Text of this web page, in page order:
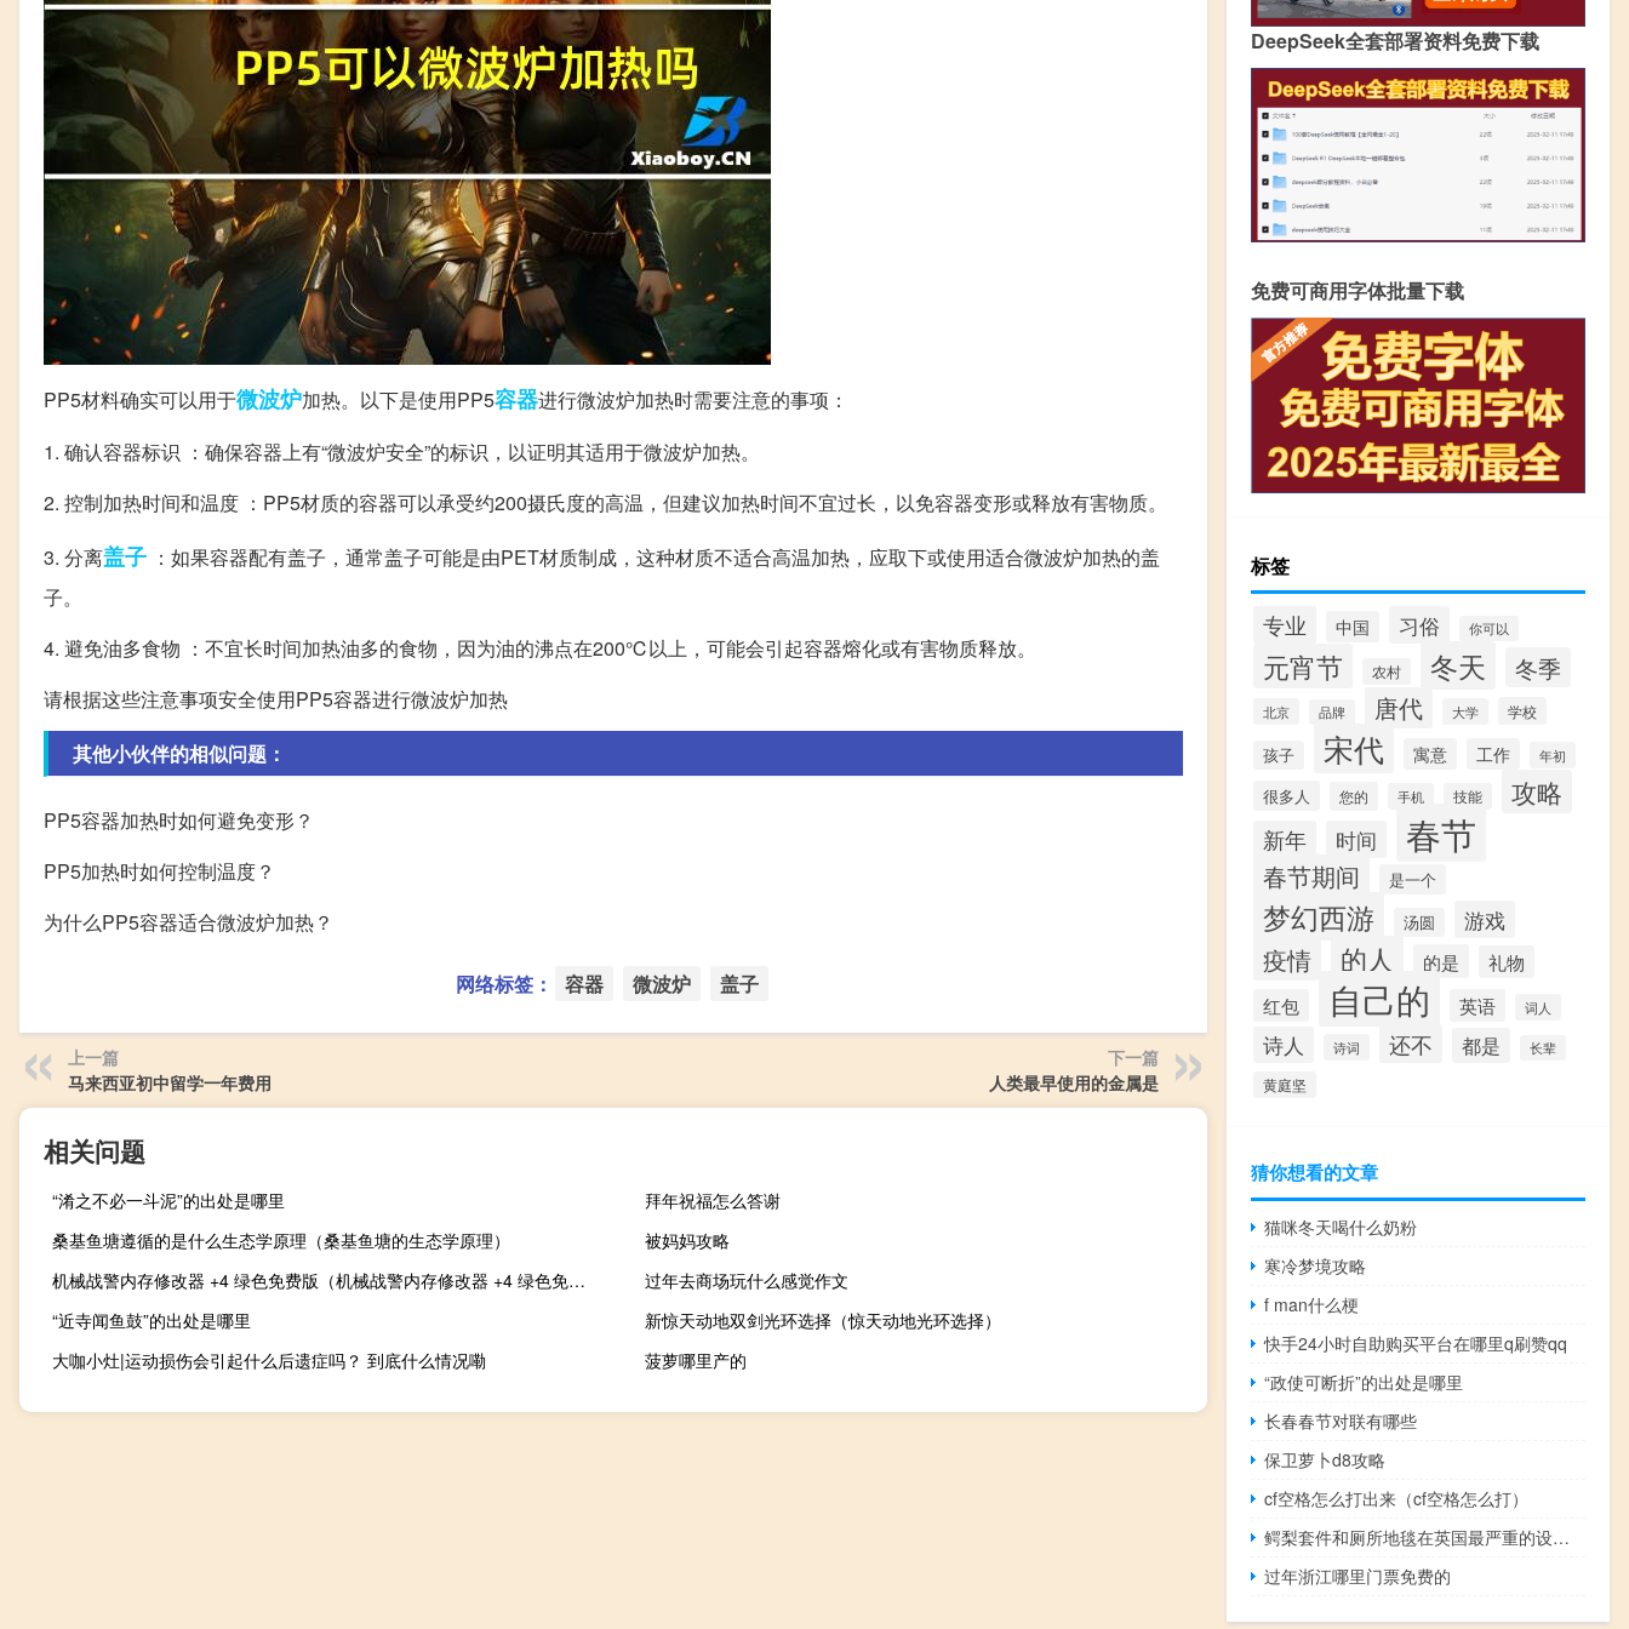
PP5材料确实可以用于微波炉加热。以下是使用PP5容器进行微波炉加热时需要注意的事项：
1. 确认容器标识 ：确保容器上有“微波炉安全”的标识，以证明其适用于微波炉加热。
2. 控制加热时间和温度 ：PP5材质的容器可以承受约200摄氏度的高温，但建议加热时间不宜过长，以免容器变形或释放有害物质。
3. 分离盖子 ：如果容器配有盖子，通常盖子可能是由PET材质制成，这种材质不适合高温加热，应取下或使用适合微波炉加热的盖
子。
4. 避免油多食物 ：不宜长时间加热油多的食物，因为油的沸点在200℃以上，可能会引起容器熔化或有害物质释放。
请根据这些注意事项安全使用PP5容器进行微波炉加热
其他小伙伴的相似问题：
PP5容器加热时如何避免变形？
PP5加热时如何控制温度？
为什么PP5容器适合微波炉加热？
网络标签： 容器 微波炉 盖子
上一篇
马来西亚初中留学一年费用
下一篇
人类最早使用的金属是
相关问题
“淆之不必一斗泥”的出处是哪里
拜年祝福怎么答谢
桑基鱼塘遵循的是什么生态学原理（桑基鱼塘的生态学原理）
被妈妈攻略
机械战警内存修改器 +4 绿色免费版（机械战警内存修改器 +4 绿色免费版功能简介）
过年去商场玩什么感觉作文
“近寺闻鱼鼓”的出处是哪里
新惊天动地双剑光环选择（惊天动地光环选择）
大咖小灶|运动损伤会引起什么后遗症吗？ 到底什么情况嘞
菠萝哪里产的
DeepSeek全套部署资料免费下载
免费可商用字体批量下载
标签
专业 中国 习俗 你可以
元宵节 农村 冬天 冬季
北京 品牌 唐代 大学 学校
孩子 宋代 寓意 工作 年初
很多人 您的 手机 技能 攻略
新年 时间 春节
春节期间 是一个
梦幻西游 汤圆 游戏
疫情 的人 的是
礼物
红包
自己的 英语 词人
诗人 诗词 还不 都是 长辈
黄庭坚
猜你想看的文章
猫咪冬天喝什么奶粉
寒冷梦境攻略
f man什么梗
快手24小时自助购买平台在哪里q刷赞qq
“政使可断折”的出处是哪里
长春春节对联有哪些
保卫萝卜d8攻略
cf空格怎么打出来（cf空格怎么打）
鳄梨套件和厕所地毯在英国最严重的设计趋势
过年浙江哪里门票免费的